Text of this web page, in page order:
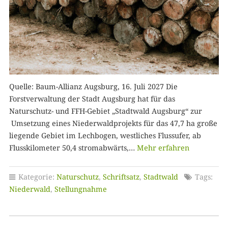
Quelle: Baum-Allianz Augsburg, 16. Juli 2027 Die
Forstverwaltung der Stadt Augsburg hat für das
Naturschutz- und FFH-Gebiet „Stadtwald Augsburg“ zur
Umsetzung eines Niederwaldprojekts für das 47,7 ha große
liegende Gebiet im Lechbogen, westliches Flussufer, ab
Flusskilometer 50,4 stromabwärts,… Mehr erfahren
Kategorie: Naturschutz, Schriftsatz, Stadtwald
Tags:
Niederwald, Stellungnahme